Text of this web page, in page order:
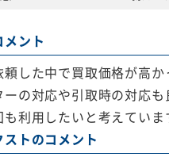
メント
頼した中で買取価格が高か
ーの対応や引取時の対応も
利用したいと考えていま
ストのコメント